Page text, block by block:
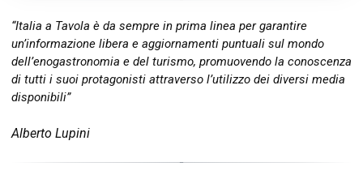
“Italia a Tavola è da sempre in prima linea per garantire
un’informazione libera e aggiornamenti puntuali sul mondo
dell’enogastronomia e del turismo, promuovendo la conoscenza
di tutti i suoi protagonisti attraverso l’utilizzo dei diversi media
disponibili”
Alberto Lupini